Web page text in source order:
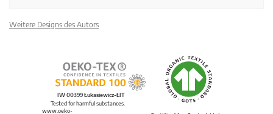
Weitere Designs des Autors
IW 00399 Łukasiewicz-ŁIT
Tested for harmful substances.
www.oeko-